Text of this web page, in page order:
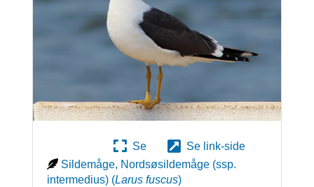
Se
Se link-side
Sildemåge, Nordsøsildemåge (ssp.
intermedius) (Larus fuscus)